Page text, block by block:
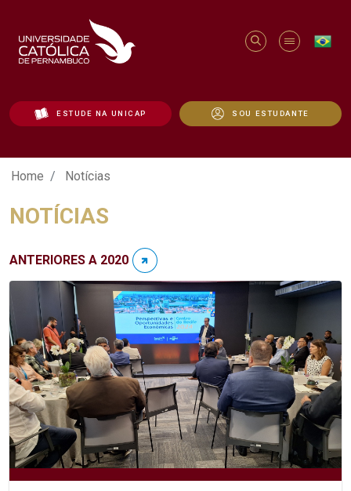
ESTUDE NA UNICAP SOU ESTUDANTE
Notícias - Unicap
Home Notícias
NOTÍCIAS
ANTERIORES A 2020